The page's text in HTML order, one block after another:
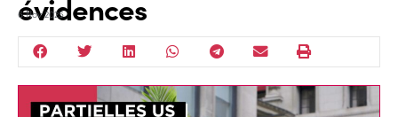
6 Nov 2025